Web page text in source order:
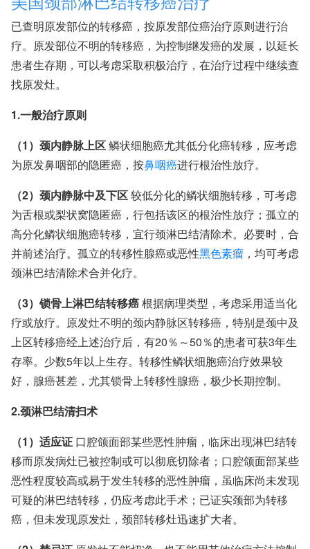
已查明原发部位的转移癌，按原发部位癌治疗原则进行治
疗。原发部位不明的转移癌，为控制继发癌的发展，以延长
患者生存期，可以考虑采取积极治疗，在治疗过程中继续查
找原发灶。
1.一般治疗原则
（1）颈内静脉上区鳞状细胞癌尤其低分化癌转移，应考虑
为原发鼻咽部的隐匿癌，按鼻咽癌进行根治性放疗。
（2）颈内静脉中及下区较低分化的鳞状细胞转移，可考虑
为舌根或梨状窝隐匿癌，行包括该区的根治性放疗；孤立的
高分化鳞状细胞癌转移，宜行颈淋巴结清除术。必要时，合
并前述治疗。孤立的转移性腺癌或恶性黑色素瘤 ，均可考虑
颈淋巴结清除术合并化疗。
（3）锁骨上淋巴结转移癌根据病理类型，考虑采用适当化
疗或放疗。原发灶不明的颈内静脉区转移癌，特别是颈中及
上区转移癌经上述治疗后，有20％～50％的患者可获3年生
存率。少数5年以上生存。转移性鳞状细胞癌治疗效果较
好，腺癌甚差，尤其锁骨上转移性腺癌，极少长期控制。
2.颈淋巴结清扫术
（1）适应证 口腔颌面部某些恶性肿瘤，临床出现淋巴结转
移而原发病灶已被控制或可以彻底切除者；口腔颌面部某些
恶性程度较高或易于发生转移的恶性肿瘤，虽临床尚未发现
可疑的淋巴结转移，仍应考虑此手术；已证实颈部为转移
癌，但未发现原发灶，颈部转移灶迅速扩大者。